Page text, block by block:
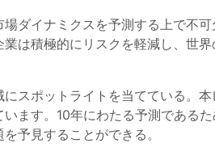
ダイナミクスを予測する上で不可
は積極的にリスクを軽減し、世
スポットライトを当てている。
ます。10年にわたる予測である
予見することができる。